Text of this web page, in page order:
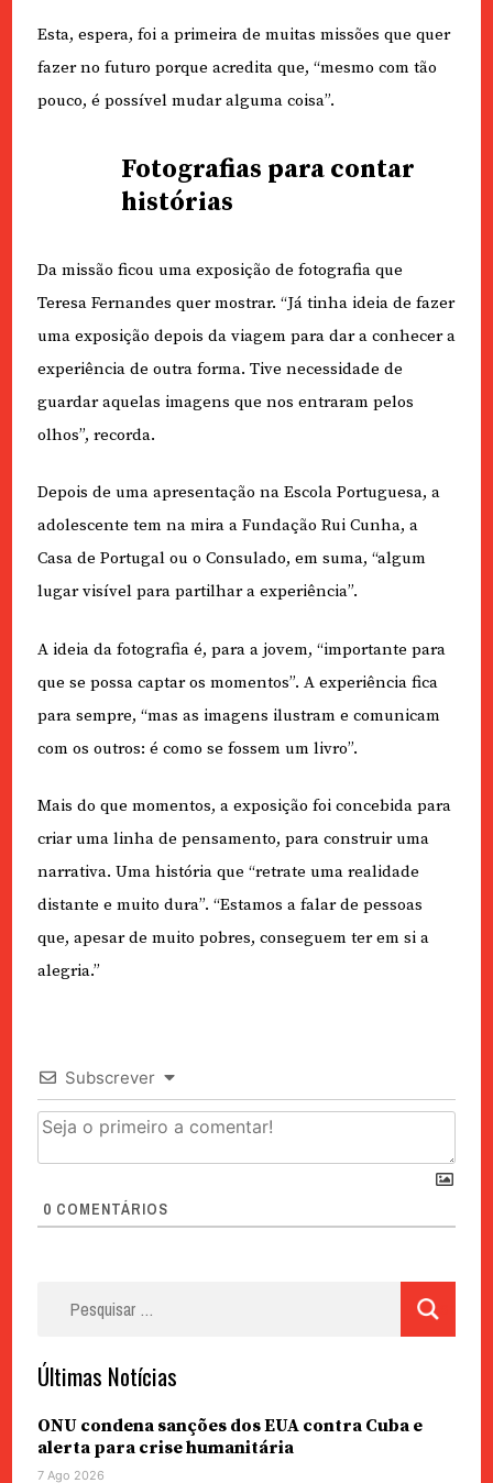
Esta, espera, foi a primeira de muitas missões que quer
fazer no futuro porque acredita que, “mesmo com tão
pouco, é possível mudar alguma coisa”.
Fotografias para contar
histórias
Da missão ficou uma exposição de fotografia que
Teresa Fernandes quer mostrar. “Já tinha ideia de fazer
uma exposição depois da viagem para dar a conhecer a
experiência de outra forma. Tive necessidade de
guardar aquelas imagens que nos entraram pelos
olhos”, recorda.
Depois de uma apresentação na Escola Portuguesa, a
adolescente tem na mira a Fundação Rui Cunha, a
Casa de Portugal ou o Consulado, em suma, “algum
lugar visível para partilhar a experiência”.
A ideia da fotografia é, para a jovem, “importante para
que se possa captar os momentos”. A experiência fica
para sempre, “mas as imagens ilustram e comunicam
com os outros: é como se fossem um livro”.
Mais do que momentos, a exposição foi concebida para
criar uma linha de pensamento, para construir uma
narrativa. Uma história que “retrate uma realidade
distante e muito dura”. “Estamos a falar de pessoas
que, apesar de muito pobres, conseguem ter em si a
alegria.”
Subscrever
0 COMENTÁRIOS
Últimas Notícias
ONU condena sanções dos EUA contra Cuba e
alerta para crise humanitária
7 Ago 2026